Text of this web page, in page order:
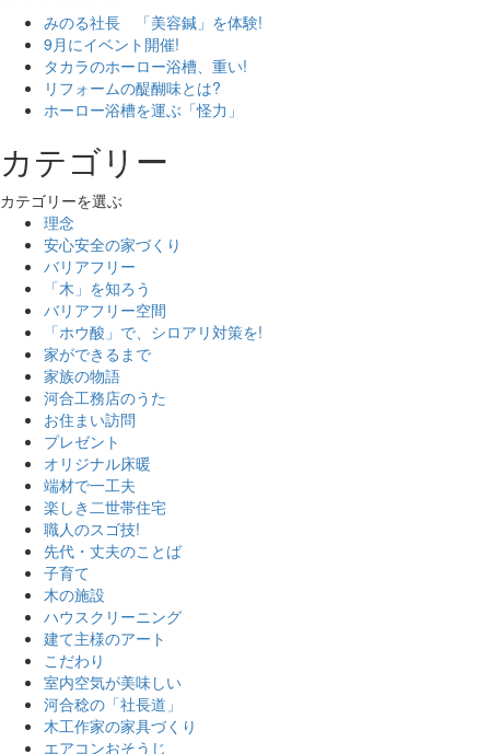
みのる社長 「美容鍼」を体験!
9月にイベント開催!
タカラのホーロー浴槽、重い!
リフォームの醍醐味とは?
ホーロー浴槽を運ぶ「怪力」
カテゴリー
カテゴリーを選ぶ
理念
安心安全の家づくり
バリアフリー
「木」を知ろう
バリアフリー空間
「ホウ酸」で、シロアリ対策を!
家ができるまで
家族の物語
河合工務店のうた
お住まい訪問
プレゼント
オリジナル床暖
端材で一工夫
楽しき二世帯住宅
職人のスゴ技!
先代・丈夫のことば
子育て
木の施設
ハウスクリーニング
建て主様のアート
こだわり
室内空気が美味しい
河合稔の「社長道」
木工作家の家具づくり
エアコンおそうじ